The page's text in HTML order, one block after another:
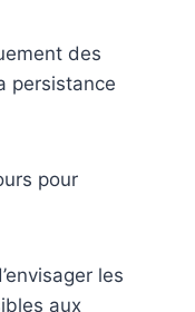
des
persistance
pour
les
aux